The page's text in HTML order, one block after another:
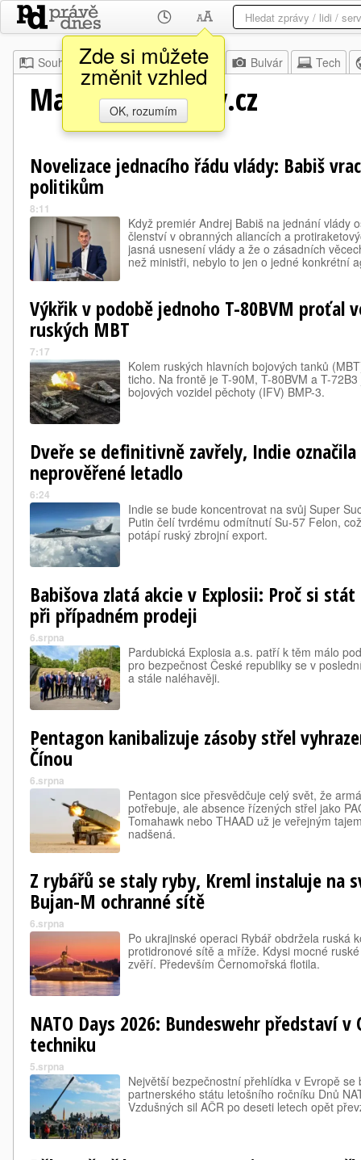
Zde si můžete
změnit vzhled
OK, rozumím
Souhrn Moje Z domova Bulvár Tech
MagazinSecurity.cz
Novelizace jednacího řádu vlády: Babiš
politikům
8:11
Když premiér Andrej Babiš na jednání vlády
členství v obranných aliancích a
jasná usnesení vlády a že o zásadních
než ministři, nebylo to jen o jedné konkrétní
Výkřik v podobě jednoho T-80BVM proťal
ruských MBT
7:17
Kolem ruských hlavních bojových tanků
ticho. Na frontě je T-90M, T-80BVM a T-
bojových vozidel pěchoty (IFV) BMP-3.
Dveře se definitivně zavřely, Indie označila
neprověřené letadlo
6:24
Indie se bude koncentrovat na svůj Super
Putin čelí tvrdému odmítnutí Su-57 Felon,
potápí ruský zbrojní export.
Babišova zlatá akcie v Explosii: Proč si
při případném prodeji
6.srpna
Pardubická Explosia a.s. patří k těm málo
pro bezpečnost České republiky se v
a stále naléhavěji.
Pentagon kanibalizuje zásoby střel
Čínou
6.srpna
Pentagon sice přesvědčuje celý svět, že
potřebuje, ale absence řízených střel jako
Tomahawk nebo THAAD už je veřejným
nadšená.
Z rybářů se staly ryby, Kreml instaluje na
Bujan-M ochranné sítě
6.srpna
Po ukrajinské operaci Rybář obdržela ruská
protidronové sítě a mříže. Kdysi mocné
zvěří. Především Černomořská flotila.
NATO Days 2026: Bundeswehr představí
techniku
5.srpna
Největší bezpečnostní přehlídka v Evropě
partnerského státu letošního ročníku Dnů
Vzdušných sil AČR po deseti letech opět